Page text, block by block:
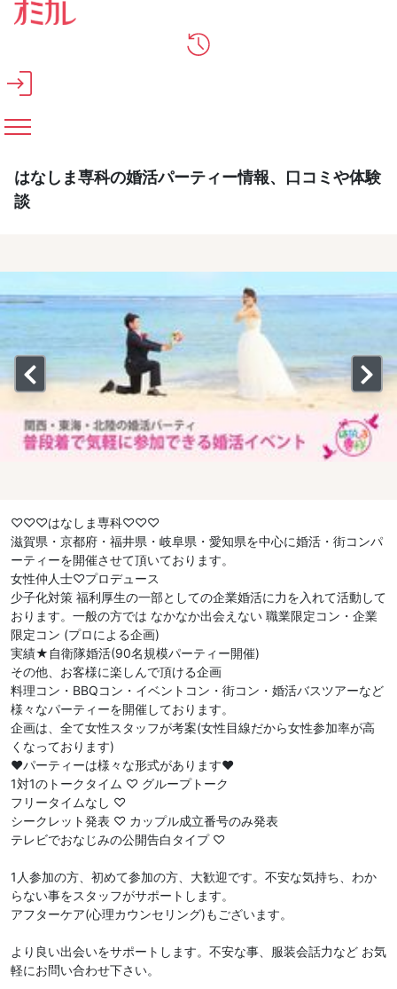
メインコンテンツへスキップ
はなしま専科の婚活パーティー情報、口コミや体験
談
♡♡♡はなしま専科♡♡♡
滋賀県・京都府・福井県・岐阜県・愛知県を中心に婚活・街コンパ
ーティーを開催させて頂いております。
女性仲人士♡プロデュース
少子化対策 福利厚生の一部としての企業婚活に力を入れて活動して
おります。一般の方では なかなか出会えない 職業限定コン・企業
限定コン (プロによる企画)
実績★自衛隊婚活(90名規模パーティー開催)
その他、お客様に楽しんで頂ける企画
料理コン・BBQコン・イベントコン・街コン・婚活バスツアーなど
様々なパーティーを開催しております。
企画は、全て女性スタッフが考案(女性目線だから女性参加率が高
くなっております)
❤︎パーティーは様々な形式があります❤︎
1対1のトークタイム ♡ グループトーク
フリータイムなし ♡
シークレット発表 ♡ カップル成立番号のみ発表
テレビでおなじみの公開告白タイプ ♡
1人参加の方、初めて参加の方、大歓迎です。不安な気持ち、わか
らない事をスタッフがサポートします。
アフターケア(心理カウンセリング)もございます。
より良い出会いをサポートします。不安な事、服装会話力など お気
軽にお問い合わせ下さい。